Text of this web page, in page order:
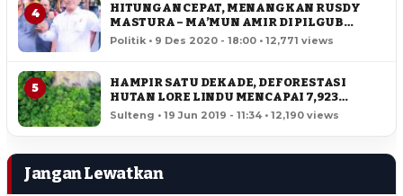
4
HITUNGAN CEPAT, MENANGKAN RUSDY
MASTURA – MA’MUN AMIR DI PILGUB
SULTENG
Politik • 9 Des 2020 - 18:00 • 12,771 views
5
HAMPIR SATU DEKADE, DEFORESTASI
HUTAN LORE LINDU MENCAPAI 7,923
HEKTAR
Sulteng • 19 Jun 2019 - 11:34 • 12,190 views
Jangan Lewatkan